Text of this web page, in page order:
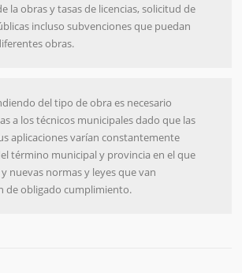
la obras y tasas de licencias, solicitud de
incluso subvenciones que puedan
obras.
del tipo de obra es necesario
a los técnicos municipales dado que las
aplicaciones varían constantemente
término municipal y provincia en el que
nuevas normas y leyes que van
de obligado cumplimiento.